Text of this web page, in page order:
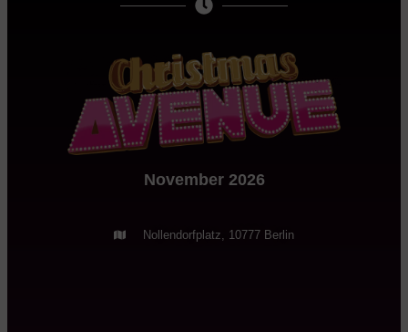
November 2026
Nollendorfplatz, 10777 Berlin